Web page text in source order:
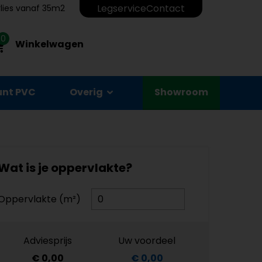
vanaf 35m2 LegserviceContact
0 Winkelwagen
PVC Overig Showroom
is je oppervlakte?
(m²)
Adviesprijs
€ 0,00
Uw voordeel
€ 0,00